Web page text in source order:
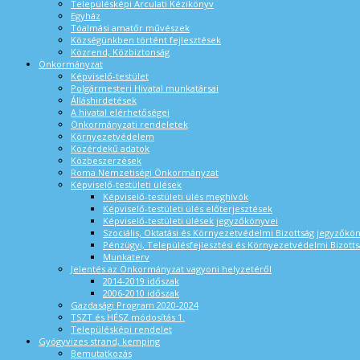
Településképi Arculati Kézikönyv
Egyház
Tóalmási amatőr művészek
Községünkben történt fejlesztések
Közrend, Közbiztonság
Önkormányzat
Képviselő-testület
Polgármesteri Hivatal munkatársai
Álláshirdetések
A hivatal elérhetőségei
Önkormányzati rendeletek
Környezetvédelem
Közérdekű adatok
Közbeszerzések
Roma Nemzetiségi Önkormányzat
Képviselő-testületi ülések
Képviselő-testületi ülés meghívók
Képviselő-testületi ülés előterjesztések
Képviselő-testületi ülések jegyzőkönyvei
Szociális, Oktatási és Környezetvédelmi Bizottság
Pénzügyi, Településfejlesztési és Környezetvédelmi
Munkaterv
Jelentés az Önkormányzat vagyoni helyzetéről
2014-2019 időszak
2006-2010 időszak
Gazdasági Program 2020-2024
TSZT és HÉSZ módosítás 1.
Településképi rendelet
Gyógyvizes strand, kemping
Bemutatkozás